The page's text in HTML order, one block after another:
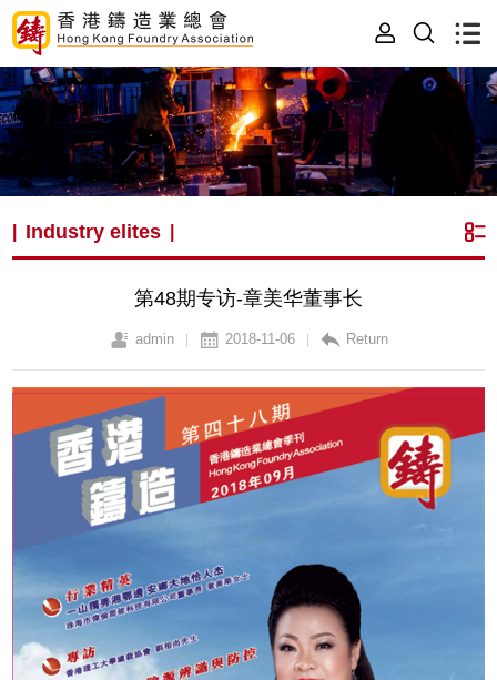
Industry elites
第48期专访-章美华董事长
admin | 2018-11-06 | Return